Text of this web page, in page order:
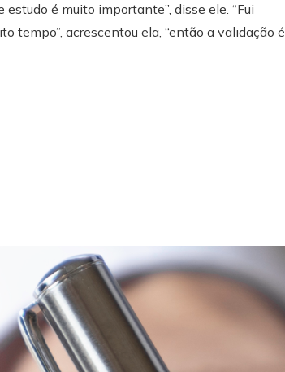
é muito importante”, disse ele. “Fui
tempo”, acrescentou ela, “então a validação é